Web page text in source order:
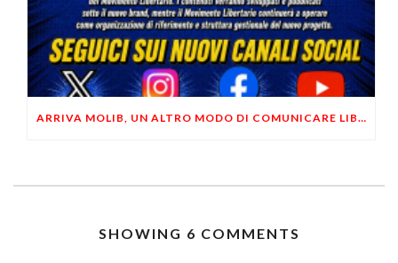
ARRIVA MOLIB, UN ALTRO MODO DI COMUNICARE LIBERTARIO
SHOWING 6 COMMENTS